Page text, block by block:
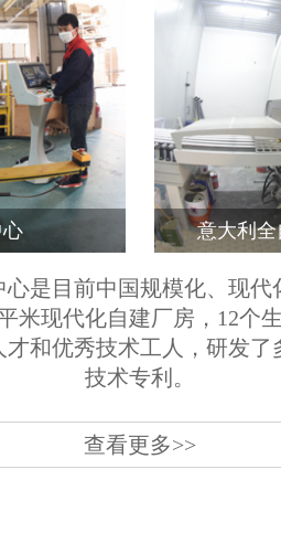
意大利
是目前中国规模化、现代
米现代化自建厂房，12个
和优秀技术工人，研发了
技术专利。
查看更多>>